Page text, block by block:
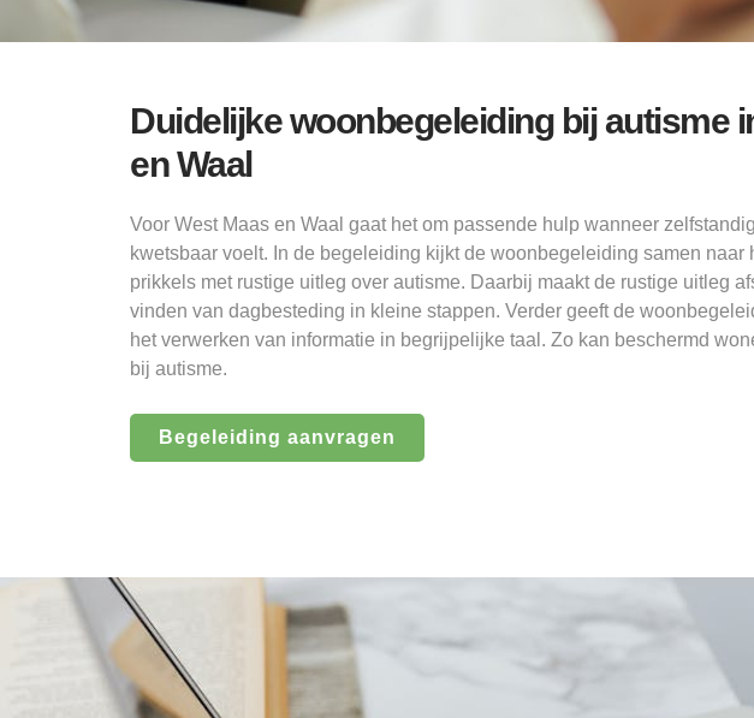
Duidelijke woonbegeleiding bij autisme
en Waal
Voor West Maas en Waal gaat het om passende hulp wanneer
kwetsbaar voelt. In de begeleiding kijkt de woonbegeleiding samen naar
prikkels met rustige uitleg over autisme. Daarbij maakt de rustige uitleg
vinden van dagbesteding in kleine stappen. Verder geeft de
het verwerken van informatie in begrijpelijke taal. Zo kan beschermd
bij autisme.
Begeleiding aanvragen